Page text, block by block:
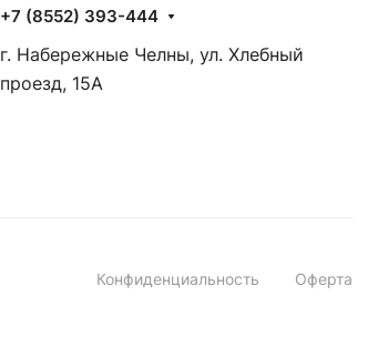
+7 (8552) 393-444
г. Набережные Челны, ул. Хлебный
проезд, 15А
Конфиденциальность Оферта